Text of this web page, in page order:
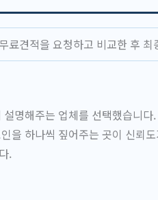
료견적을 요청하고 비교한 후
명해주는 업체를 선택했습니
을 하나씩 짚어주는 곳이 신뢰
.